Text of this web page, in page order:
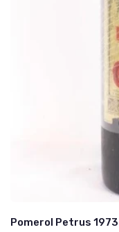
Pomerol Petrus 1973